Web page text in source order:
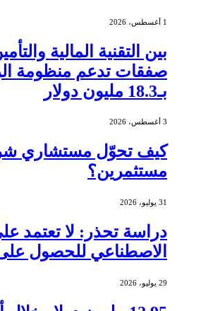
1 أغسطس، 2026
صفقات تدعم منظومة
بـ18.3 مليون دولار
3 أغسطس، 2026
كيف تحوّل مستشاري
مستثمرين؟
31 يوليو، 2026
دراسة تحذر: لا تعتمد
الاصطناعي للحصول
29 يوليو، 2026